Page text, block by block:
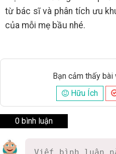
từ bác sĩ và phân tích ưu
của mỗi mẹ bầu nhé.
Bạn cảm thấy bài
Hữu Ích
0 bình luận